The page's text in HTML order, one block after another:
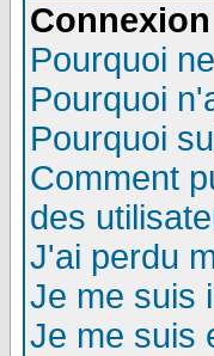
Pourquoi
Pourquoi
Pourquoi
Comment
des
J'ai perdu
Je me suis
Je me suis